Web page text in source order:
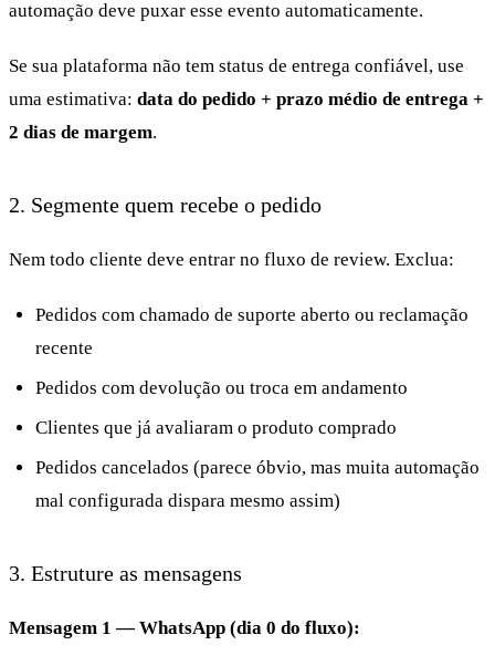
automação deve puxar esse evento automaticamente.
Se sua plataforma não tem status de entrega confiável, use
uma estimativa: data do pedido + prazo médio de entrega +
2 dias de margem.
2. Segmente quem recebe o pedido
Nem todo cliente deve entrar no fluxo de review. Exclua:
Pedidos com chamado de suporte aberto ou reclamação
recente
Pedidos com devolução ou troca em andamento
Clientes que já avaliaram o produto comprado
Pedidos cancelados (parece óbvio, mas muita automação
mal configurada dispara mesmo assim)
3. Estruture as mensagens
Mensagem 1 — WhatsApp (dia 0 do fluxo):